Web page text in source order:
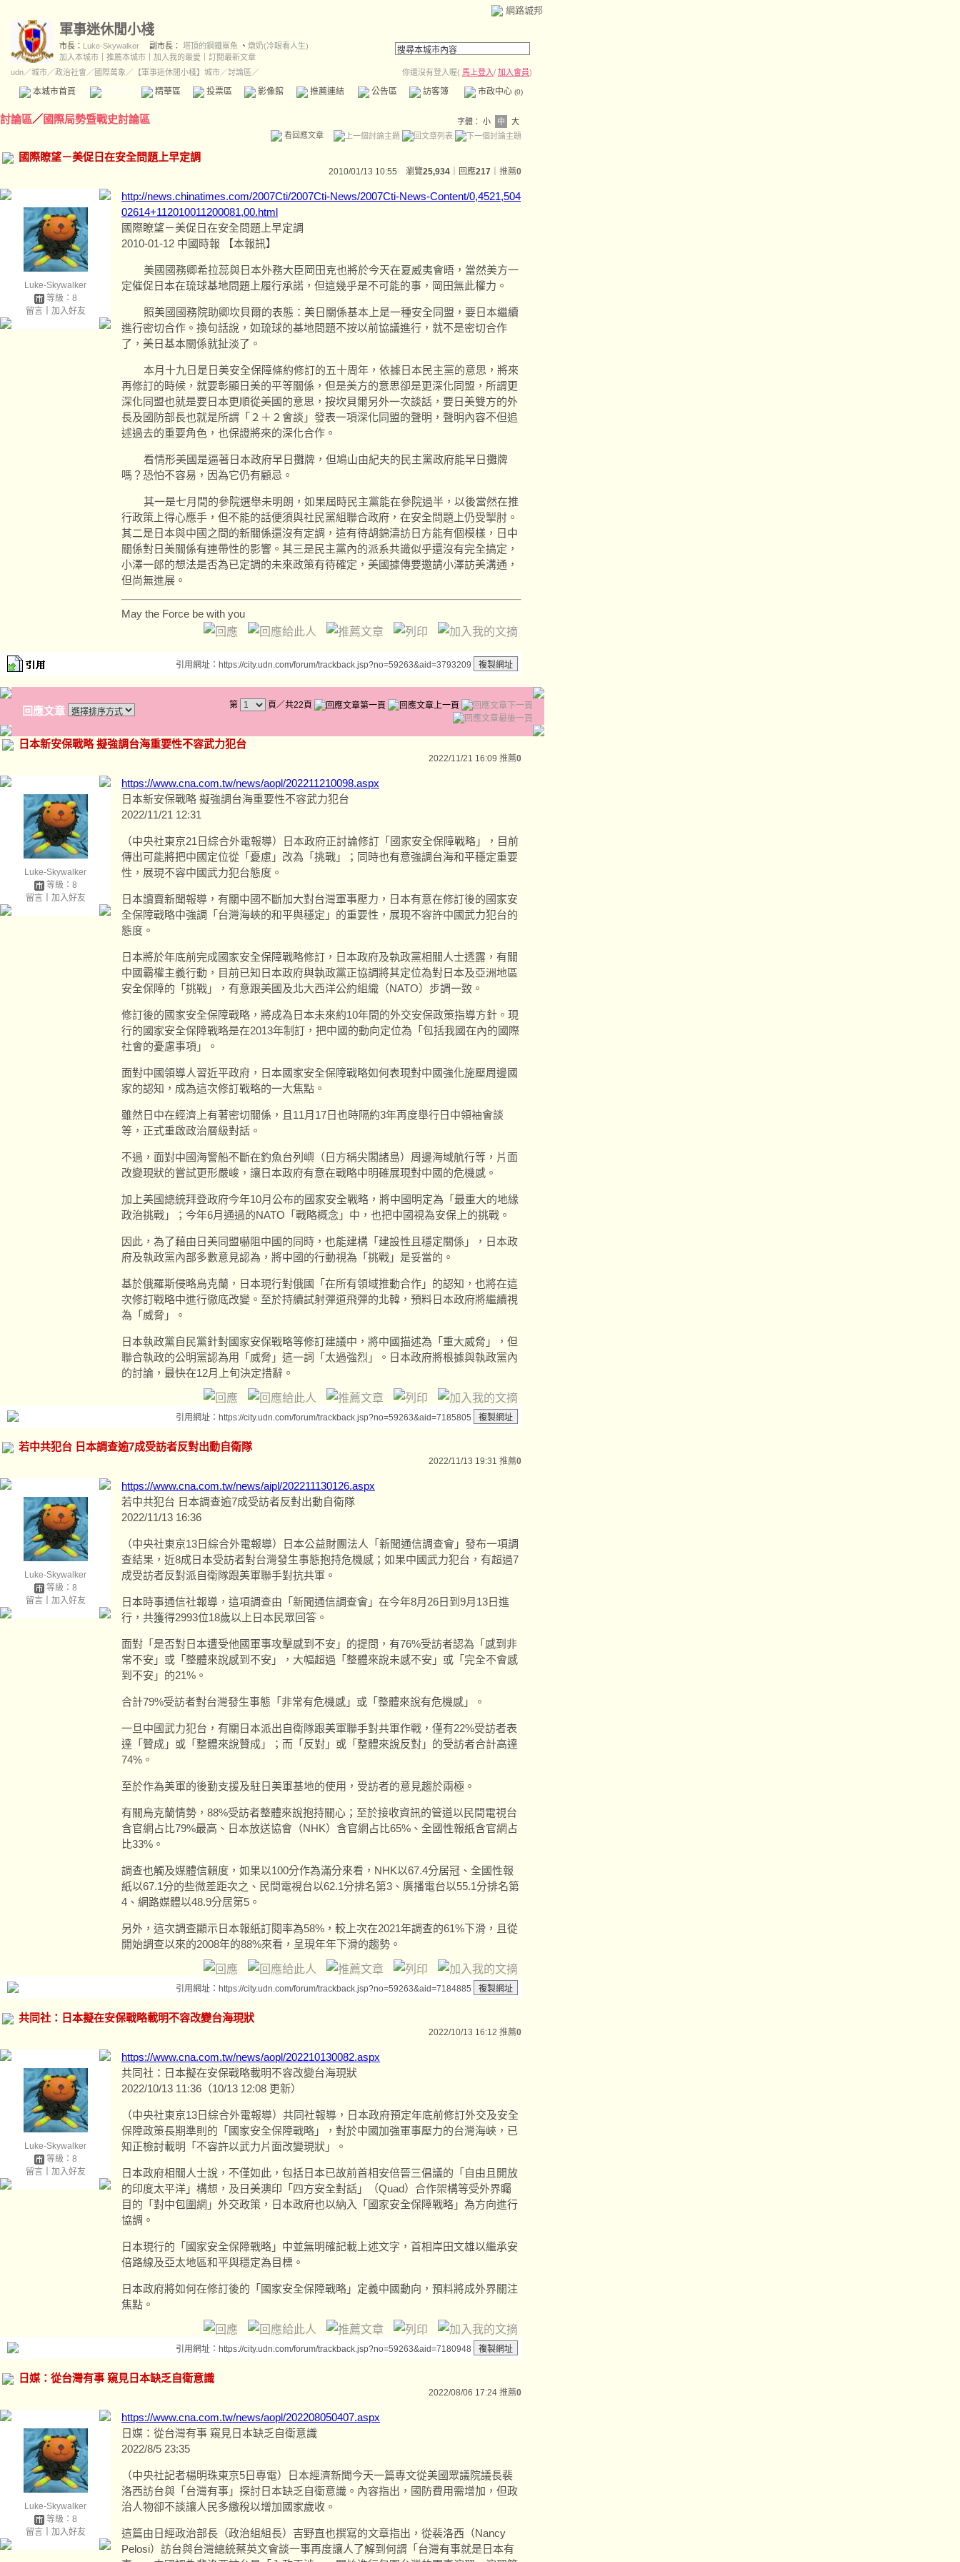
網路城邦
軍事迷休閒小棧
市長： Luke-Skywalker 副市長： 塔頂的鋼鐵鯊魚 、 燉奶(冷眼看人生)
加入本城市
推薦本城市 加入我的最愛
訂閱最新文章
udn／城市／政治社會 ／國際萬象 ／ 【軍事迷休閒小棧】城市／討論區／ 你還沒有登入喔( 馬上登入/ 加入會員)
本城市首頁 精華區 投票區 影像館 推薦連結 公告區 訪客簿 市政中心 (0)
討論區／ 國際局勢暨戰史討論區 字體： 小 中
大
看回應文章
國際瞭望－美促日在安全問題上早定調
2010/01/13 10:55 瀏覽25,934 ｜回應217 推薦0
Luke-Skywalker
等級：8
留言｜ 加入好友
http://news.chinatimes.com/2007Cti/2007Cti-News/2007Cti-News-Content/0,4521,504
02614+112010011200081,00.html
國際瞭望－美促日在安全問題上早定調
2010-01-12 中國時報 【本報訊】
美國國務卿希拉蕊與日本外務大臣岡田克也將於今天在夏威夷會晤，當然美方一
定催促日本在琉球基地問題上履行承諾，但這幾乎是不可能的事，岡田無此權力。
照美國國務院助卿坎貝爾的表態：美日關係基本上是一種安全同盟，要日本繼續
進行密切合作。換句話說，如琉球的基地問題不按以前協議進行，就不是密切合作
了，美日基本關係就扯淡了。
本月十九日是日美安全保障條約修訂的五十周年，依據日本民主黨的意思，將來
再修訂的時候，就要彰顯日美的平等關係，但是美方的意思卻是更深化同盟，所謂更
深化同盟也就是要日本更順從美國的意思，按坎貝爾另外一次談話，要日美雙方的外
長及國防部長也就是所謂「２＋２會談」發表一項深化同盟的聲明，聲明內容不但追
述過去的重要角色，也保證將來的深化合作。
看情形美國是逼著日本政府早日攤牌，但鳩山由紀夫的民主黨政府能早日攤牌
嗎？恐怕不容易，因為它仍有顧忌。
其一是七月間的參院選舉未明朗，如果屆時民主黨能在參院過半，以後當然在推
行政策上得心應手，但不能的話便須與社民黨組聯合政府，在安全問題上仍受掣肘。
其二是日本與中國之間的新關係還沒有定調，這有待胡錦濤訪日方能有個模樣，日中
關係對日美關係有連帶性的影響。其三是民主黨內的派系共識似乎還沒有完全搞定，
小澤一郎的想法是否為已定調的未來政策有待確定，美國據傳要邀請小澤訪美溝通，
但尚無進展。
May the Force be with you
引用網址：https://city.udn.com/forum/trackback.jsp?no=59263&aid=3793209
回應文章 第 頁／共22頁
日本新安保戰略 擬強調台海重要性不容武力犯台
2022/11/21 16:09 推薦0
Luke-Skywalker
等級：8
留言｜ 加入好友
https://www.cna.com.tw/news/aopl/202211210098.aspx
日本新安保戰略 擬強調台海重要性不容武力犯台
2022/11/21 12:31
（中央社東京21日綜合外電報導）日本政府正討論修訂「國家安全保障戰略」，目前
傳出可能將把中國定位從「憂慮」改為「挑戰」；同時也有意強調台海和平穩定重要
性，展現不容中國武力犯台態度。
日本讀賣新聞報導，有關中國不斷加大對台灣軍事壓力，日本有意在修訂後的國家安
全保障戰略中強調「台灣海峽的和平與穩定」的重要性，展現不容許中國武力犯台的
態度。
日本將於年底前完成國家安全保障戰略修訂，日本政府及執政黨相關人士透露，有關
中國霸權主義行動，目前已知日本政府與執政黨正協調將其定位為對日本及亞洲地區
安全保障的「挑戰」，有意跟美國及北大西洋公約組織（NATO）步調一致。
修訂後的國家安全保障戰略，將成為日本未來約10年間的外交安保政策指導方針。現
行的國家安全保障戰略是在2013年制訂，把中國的動向定位為「包括我國在內的國際
社會的憂慮事項」。
面對中國領導人習近平政府，日本國家安全保障戰略如何表現對中國強化施壓周邊國
家的認知，成為這次修訂戰略的一大焦點。
雖然日中在經濟上有著密切關係，且11月17日也時隔約3年再度舉行日中領袖會談
等，正式重啟政治層級對話。
不過，面對中國海警船不斷在釣魚台列嶼（日方稱尖閣諸島）周邊海域航行等，片面
改變現狀的嘗試更形嚴峻，讓日本政府有意在戰略中明確展現對中國的危機感。
加上美國總統拜登政府今年10月公布的國家安全戰略，將中國明定為「最重大的地緣
政治挑戰」；今年6月通過的NATO「戰略概念」中，也把中國視為安保上的挑戰。
因此，為了藉由日美同盟嚇阻中國的同時，也能建構「建設性且穩定關係」，日本政
府及執政黨內部多數意見認為，將中國的行動視為「挑戰」是妥當的。
基於俄羅斯侵略烏克蘭，日本現行對俄國「在所有領域推動合作」的認知，也將在這
次修訂戰略中進行徹底改變。至於持續試射彈道飛彈的北韓，預料日本政府將繼續視
為「威脅」。
日本執政黨自民黨針對國家安保戰略等修訂建議中，將中國描述為「重大威脅」，但
聯合執政的公明黨認為用「威脅」這一詞「太過強烈」。日本政府將根據與執政黨內
的討論，最快在12月上旬決定措辭。
引用網址：https://city.udn.com/forum/trackback.jsp?no=59263&aid=7185805
若中共犯台 日本調查逾7成受訪者反對出動自衛隊
2022/11/13 19:31 推薦0
Luke-Skywalker
等級：8
留言｜ 加入好友
https://www.cna.com.tw/news/aipl/202211130126.aspx
若中共犯台 日本調查逾7成受訪者反對出動自衛隊
2022/11/13 16:36
（中央社東京13日綜合外電報導）日本公益財團法人「新聞通信調查會」發布一項調
查結果，近8成日本受訪者對台灣發生事態抱持危機感；如果中國武力犯台，有超過7
成受訪者反對派自衛隊跟美軍聯手對抗共軍。
日本時事通信社報導，這項調查由「新聞通信調查會」在今年8月26日到9月13日進
行，共獲得2993位18歲以上日本民眾回答。
面對「是否對日本遭受他國軍事攻擊感到不安」的提問，有76%受訪者認為「感到非
常不安」或「整體來說感到不安」，大幅超過「整體來說未感不安」或「完全不會感
到不安」的21%。
合計79%受訪者對台灣發生事態「非常有危機感」或「整體來說有危機感」。
一旦中國武力犯台，有關日本派出自衛隊跟美軍聯手對共軍作戰，僅有22%受訪者表
達「贊成」或「整體來說贊成」；而「反對」或「整體來說反對」的受訪者合計高達
74%。
至於作為美軍的後勤支援及駐日美軍基地的使用，受訪者的意見趨於兩極。
有關烏克蘭情勢，88%受訪者整體來說抱持關心；至於接收資訊的管道以民間電視台
含官網占比79%最高、日本放送協會（NHK）含官網占比65%、全國性報紙含官網占
比33%。
調查也觸及媒體信賴度，如果以100分作為滿分來看，NHK以67.4分居冠、全國性報
紙以67.1分的些微差距次之、民間電視台以62.1分排名第3、廣播電台以55.1分排名第
4、網路媒體以48.9分居第5。
另外，這次調查顯示日本報紙訂閱率為58%，較上次在2021年調查的61%下滑，且從
開始調查以來的2008年的88%來看，呈現年年下滑的趨勢。
引用網址：https://city.udn.com/forum/trackback.jsp?no=59263&aid=7184885
共同社：日本擬在安保戰略載明不容改變台海現狀
2022/10/13 16:12 推薦0
Luke-Skywalker
等級：8
留言｜ 加入好友
https://www.cna.com.tw/news/aopl/202210130082.aspx
共同社：日本擬在安保戰略載明不容改變台海現狀
2022/10/13 11:36（10/13 12:08 更新）
（中央社東京13日綜合外電報導）共同社報導，日本政府預定年底前修訂外交及安全
保障政策長期準則的「國家安全保障戰略」，對於中國加強軍事壓力的台灣海峽，已
知正檢討載明「不容許以武力片面改變現狀」。
日本政府相關人士說，不僅如此，包括日本已故前首相安倍晉三倡議的「自由且開放
的印度太平洋」構想，及日美澳印「四方安全對話」（Quad）合作架構等受外界矚
目的「對中包圍網」外交政策，日本政府也以納入「國家安全保障戰略」為方向進行
協調。
日本現行的「國家安全保障戰略」中並無明確記載上述文字，首相岸田文雄以繼承安
倍路線及亞太地區和平與穩定為目標。
日本政府將如何在修訂後的「國家安全保障戰略」定義中國動向，預料將成外界關注
焦點。
引用網址：https://city.udn.com/forum/trackback.jsp?no=59263&aid=7180948
日媒：從台灣有事 窺見日本缺乏自衛意識
2022/08/06 17:24 推薦0
Luke-Skywalker
等級：8
留言｜ 加入好友
https://www.cna.com.tw/news/aopl/202208050407.aspx
日媒：從台灣有事 窺見日本缺乏自衛意識
2022/8/5 23:35
（中央社記者楊明珠東京5日專電）日本經濟新聞今天一篇專文從美國眾議院議長裴
洛西訪台與「台灣有事」探討日本缺乏自衛意識。內容指出，國防費用需增加，但政
治人物卻不談讓人民多繳稅以增加國家歲收。
這篇由日經政治部長（政治組組長）吉野直也撰寫的文章指出，從裴洛西（Nancy
Pelosi）訪台與台灣總統蔡英文會談一事再度讓人了解到何謂「台灣有事就是日本有